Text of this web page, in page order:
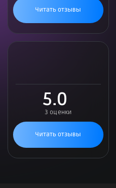
Читать отзывы
5.0
3 оценки
Читать отзывы